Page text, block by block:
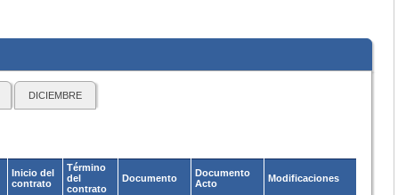
DICIEMBRE
Inicio del
contrato
Término
del
contrato
Documento
Documento
Acto
Modificaciones